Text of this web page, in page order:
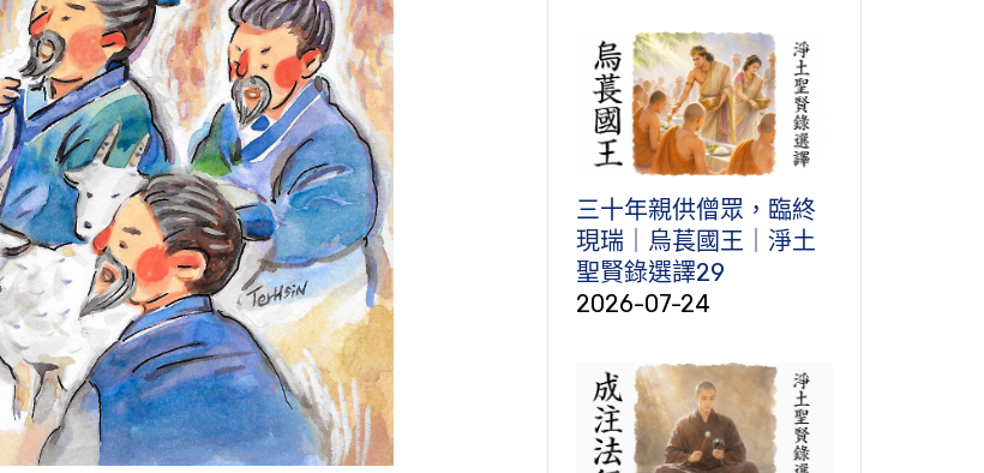
三十年親供僧眾，臨終
現瑞｜烏萇國王｜淨土
聖賢錄選譯29
2026-07-24